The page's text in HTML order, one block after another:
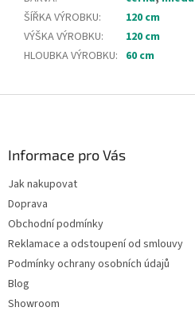
ŠÍŘKA VÝROBKU:
120 cm
VÝŠKA VÝROBKU:
120 cm
HLOUBKA VÝROBKU: 60 cm
Informace pro Vás
Jak nakupovat
Doprava
Obchodní podmínky
Reklamace a odstoupení od smlouvy
Podmínky ochrany osobních údajů
Blog
Showroom